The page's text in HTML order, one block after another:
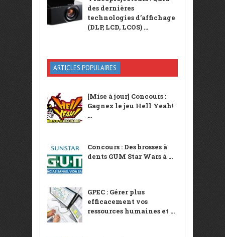
des dernières
technologies d’affichage
(DLP, LCD, LCOS) ...
ARTICLES POPULAIRES
[Mise à jour] Concours :
Gagnez le jeu Hell Yeah!
...
Concours : Des brosses à
dents GUM Star Wars à ...
GPEC : Gérer plus
efficacement vos
ressources humaines et ...